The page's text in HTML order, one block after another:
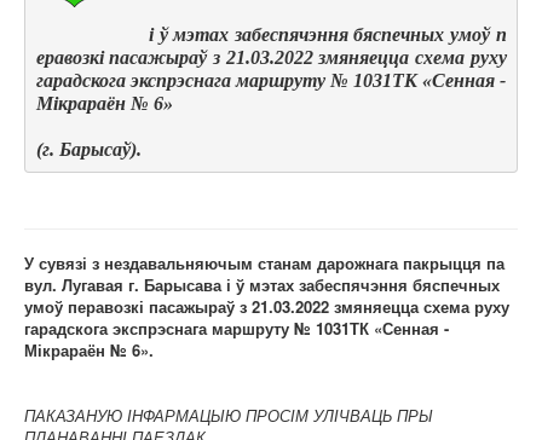
і ў мэтах забеспячэння бяспечных умоў п
еравозкі пасажыраў з 21.03.2022 змяняецца схема руху
гарадскога экспрэснага маршруту № 1031ТК «Сенная -
Мікрараён № 6»
(г. Барысаў).
У сувязі з нездавальняючым станам дарожнага пакрыцця па
вул. Лугавая г. Барысава і ў мэтах забеспячэння бяспечных
умоў перавозкі пасажыраў з 21.03.2022 змяняецца схема руху
гарадскога экспрэснага маршруту № 1031ТК «Сенная -
Мікрараён № 6».
ПАКАЗАНУЮ ІНФАРМАЦЫЮ ПРОСІМ УЛІЧВАЦЬ ПРЫ